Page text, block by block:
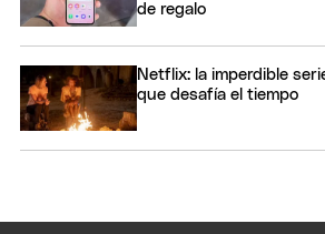
de regalo
Netflix: la imperdible
que desafía el tiempo